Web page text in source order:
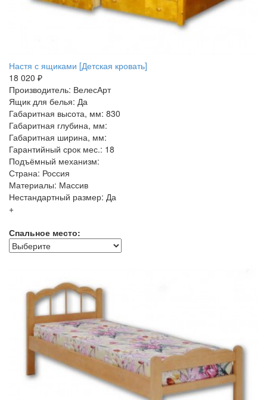
Настя с ящиками [Детская кровать]
18 020 ₽
Производитель: ВелесАрт
Ящик для белья: Да
Габаритная высота, мм: 830
Габаритная глубина, мм:
Габаритная ширина, мм:
Гарантийный срок мес.: 18
Подъёмный механизм:
Страна: Россия
Материалы: Массив
Нестандартный размер: Да
+
Спальное место: